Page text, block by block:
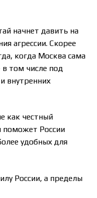
начнет давить на
агрессии. Скорее
когда Москва сама
том числе под
внутренних
как честный
поможет России
удобных для
России, а пределы